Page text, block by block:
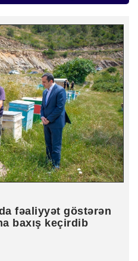
fəaliyyət göstərən
baxış keçirdib